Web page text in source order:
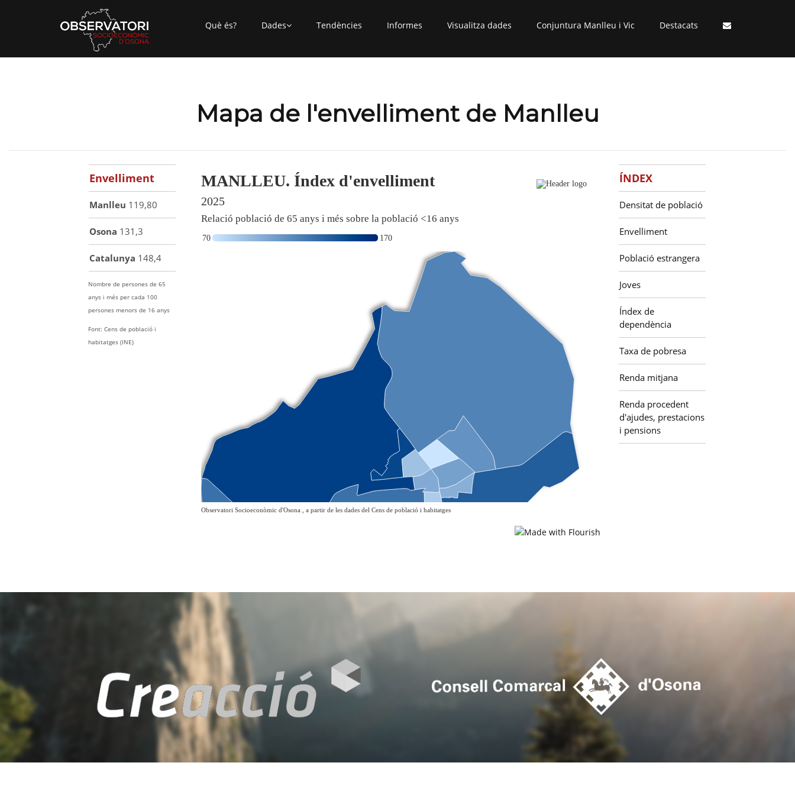
Què és? Dades Tendències Informes Visualitza dades Conjuntura Manlleu i Vic Destacats
Mapa de l'envelliment de Manlleu
Envelliment
Manlleu 119,80
Osona 131,3
Catalunya 148,4
Nombre de personesde 65
anys i mésper cada 100
personesmenors de 16 anys
Font: Cens de població i
habitatges (INE)
ÍNDEX
Densitat de població
Envelliment
Població estrangera
Joves
Índex de
dependència
Taxa de pobresa
Renda mitjana
Renda procedent
d'ajudes, prestacions
i pensions